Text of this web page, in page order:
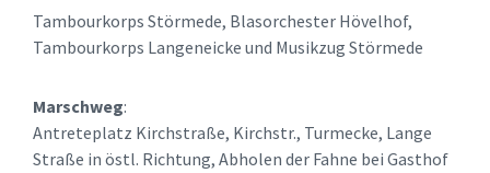
Tambourkorps Störmede, Blasorchester Hövelhof,
Tambourkorps Langeneicke und Musikzug Störmede
Marschweg:
Antreteplatz Kirchstraße, Kirchstr., Turmecke, Lange
Straße in östl. Richtung, Abholen der Fahne bei Gasthof